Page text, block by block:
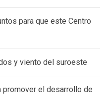
para que este Centro
y viento del suroeste
promover el desarrollo de